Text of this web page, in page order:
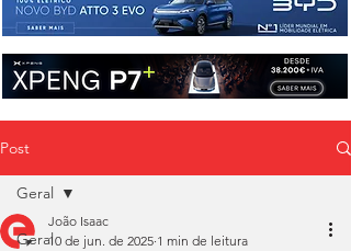
Post
Geral
Geral
João Isaac
10 de jun. de 2025 1 min de leitura